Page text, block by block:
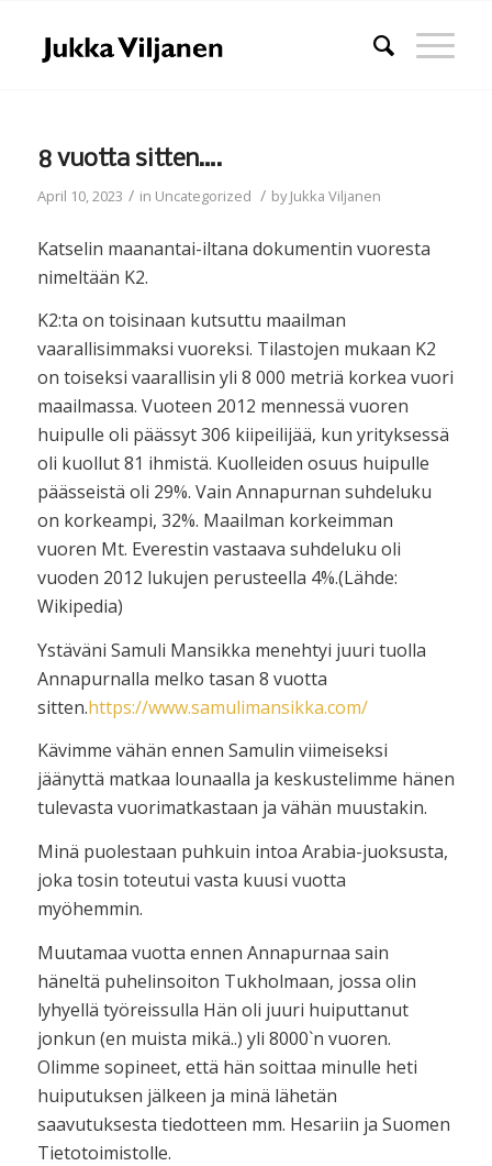
8 vuotta sitten….
April 10, 2023 / in Uncategorized / byJukka Viljanen
Katselin maanantai-iltana dokumentin vuoresta
nimeltään K2.
K2:ta on toisinaan kutsuttu maailman
vaarallisimmaksi vuoreksi. Tilastojen mukaan K2
on toiseksi vaarallisin yli 8 000 metriä korkea vuori
maailmassa. Vuoteen 2012 mennessä vuoren
huipulle oli päässyt 306 kiipeilijää, kun yrityksessä
oli kuollut 81 ihmistä. Kuolleiden osuus huipulle
päässeistä oli 29%. Vain Annapurnan suhdeluku
on korkeampi, 32%. Maailman korkeimman
vuoren Mt. Everestin vastaava suhdeluku oli
vuoden 2012 lukujen perusteella 4%.(Lähde:
Wikipedia)
Ystäväni Samuli Mansikka menehtyi juuri tuolla
Annapurnalla melko tasan 8 vuotta
sitten.https://www.samulimansikka.com/
Kävimme vähän ennen Samulin viimeiseksi
jäänyttä matkaa lounaalla ja keskustelimme hänen
tulevasta vuorimatkastaan ja vähän muustakin.
Minä puolestaan puhkuin intoa Arabia-juoksusta,
joka tosin toteutui vasta kuusi vuotta
myöhemmin.
Muutamaa vuotta ennen Annapurnaa sain
häneltä puhelinsoiton Tukholmaan, jossa olin
lyhyellä työreissulla Hän oli juuri huiputtanut
jonkun (en muista mikä..) yli 8000`n vuoren.
Olimme sopineet, että hän soittaa minulle heti
huiputuksen jälkeen ja minä lähetän
saavutuksesta tiedotteen mm. Hesariin ja Suomen
Tietotoimistolle.